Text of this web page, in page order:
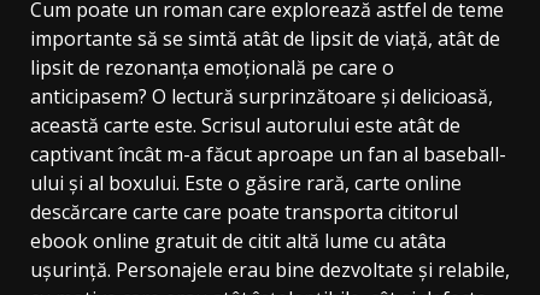
Cum poate un roman care explorează astfel de teme
importante să se simtă atât de lipsit de viață, atât de
lipsit de rezonanța emoțională pe care o
anticipasem? O lectură surprinzătoare și delicioasă,
această carte este. Scrisul autorului este atât de
captivant încât m-a făcut aproape un fan al baseball-
ului și al boxului. Este o găsire rară, carte online
descărcare carte care poate transporta cititorul
ebook online gratuit de citit altă lume cu atâta
ușurință. Personajele erau bine dezvoltate și relabile,